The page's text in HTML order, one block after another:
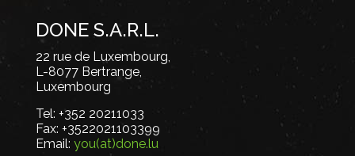
DONE S.A.R.L.
22 rue de Luxembourg,
L-8077 Bertrange,
Luxembourg
Tel: +352 20211033
Fax: +3522021103399
Email: you(at)done.lu